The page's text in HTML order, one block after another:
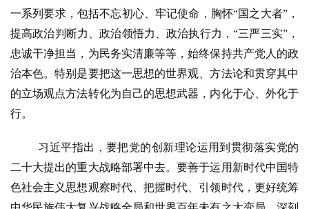
资
讯
一系列要求，包括不忘初心、牢记使命，胸怀“国之大者”，
提高政治判断力、政治领悟力、政治执行力，“三严三实”，
忠诚干净担当，为民务实清廉等等，始终保持共产党人的政
治本色。特别是要把这一思想的世界观、方法论和贯穿其中
的立场观点方法转化为自己的思想武器，内化于心、外化于
行。
习近平指出，要把党的创新理论运用到贯彻落实党的
二十大提出的重大战略部署中去。要善于运用新时代中国特
色社会主义思想观察时代、把握时代、引领时代，更好统筹